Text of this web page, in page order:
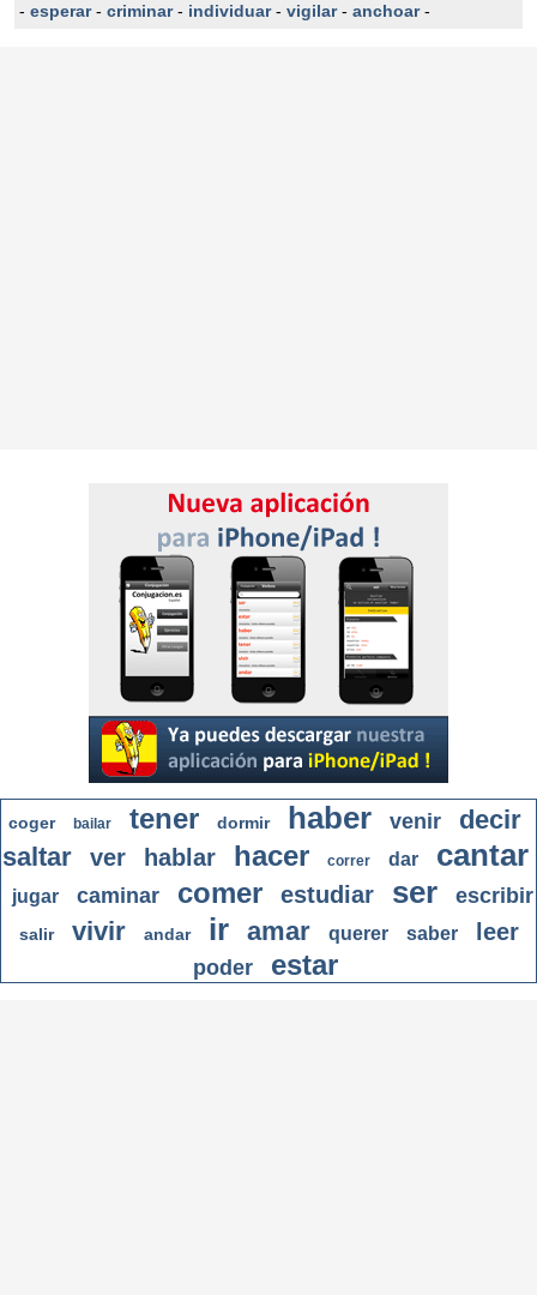
- esperar- criminar- individuar- vigilar- anchoar-
coger bailar tener dormir haber venir
decir
saltar
ver hablar hacer correr dar cantar
jugar caminar comer estudiar ser escribir
salir vivir andar ir amar querer saber leer
poder estar